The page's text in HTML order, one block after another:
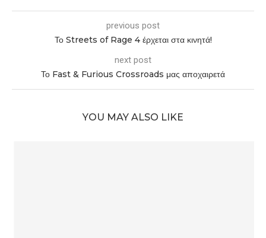
previous post
Το Streets of Rage 4 έρχεται στα κινητά!
next post
Το Fast & Furious Crossroads μας αποχαιρετά
YOU MAY ALSO LIKE